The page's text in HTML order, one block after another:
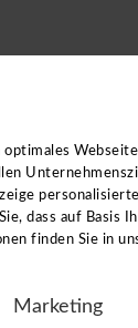
dass auf
finden Sie in
Marketing